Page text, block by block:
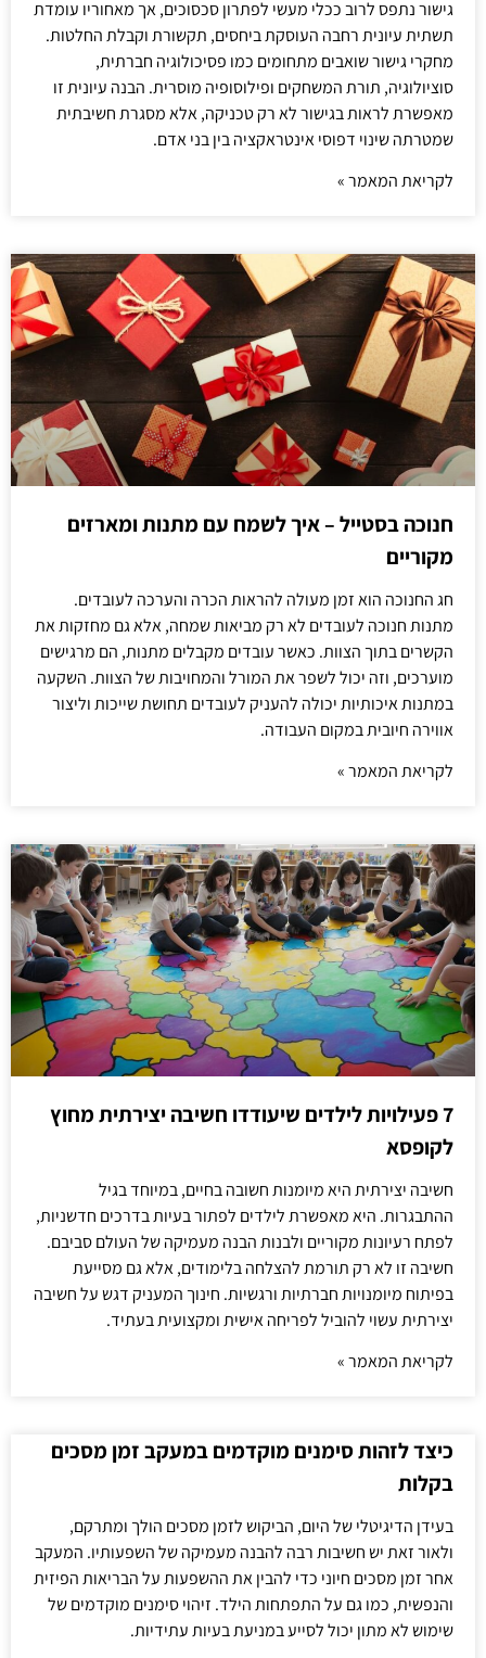
גישור נתפס לרוב ככלי מעשי לפתרון סכסוכים, אך מאחוריו עומדת
תשתית עיונית רחבה העוסקת ביחסים, תקשורת וקבלת החלטות.
מחקרי גישור שואבים מתחומים כמו פסיכולוגיה חברתית,
סוציולוגיה, תורת המשחקים ופילוסופיה מוסרית. הבנה עיונית זו
מאפשרת לראות בגישור לא רק טכניקה, אלא מסגרת חשיבתית
שמטרתה שינוי דפוסי אינטראקציה בין בני אדם.
לקריאת המאמר »
חנוכה בסטייל – איך לשמח עם מתנות ומארזים
מקוריים
חג החנוכה הוא זמן מעולה להראות הכרה והערכה לעובדים.
מתנות חנוכה לעובדים לא רק מביאות שמחה, אלא גם מחזקות את
הקשרים בתוך הצוות. כאשר עובדים מקבלים מתנות, הם מרגישים
מוערכים, וזה יכול לשפר את המורל והמחויבות של הצוות. השקעה
במתנות איכותיות יכולה להעניק לעובדים תחושת שייכות וליצור
אווירה חיובית במקום העבודה.
לקריאת המאמר »
7 פעילויות לילדים שיעודדו חשיבה יצירתית מחוץ
לקופסא
חשיבה יצירתית היא מיומנות חשובה בחיים, במיוחד בגיל
ההתבגרות. היא מאפשרת לילדים לפתור בעיות בדרכים חדשניות,
לפתח רעיונות מקוריים ולבנות הבנה מעמיקה של העולם סביבם.
חשיבה זו לא רק תורמת להצלחה בלימודים, אלא גם מסייעת
בפיתוח מיומנויות חברתיות ורגשיות. חינוך המעניק דגש על חשיבה
יצירתית עשוי להוביל לפריחה אישית ומקצועית בעתיד.
לקריאת המאמר »
כיצד לזהות סימנים מוקדמים במעקב זמן מסכים
בקלות
בעידן הדיגיטלי של היום, הביקוש לזמן מסכים הולך ומתרקם,
ולאור זאת יש חשיבות רבה להבנה מעמיקה של השפעותיו. המעקב
אחר זמן מסכים חיוני כדי להבין את ההשפעות על הבריאות הפיזית
והנפשית, כמו גם על התפתחות הילד. זיהוי סימנים מוקדמים של
שימוש לא מתון יכול לסייע במניעת בעיות עתידיות.